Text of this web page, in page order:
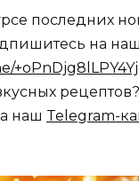
последних
на
рецептов?
наш Telegram-